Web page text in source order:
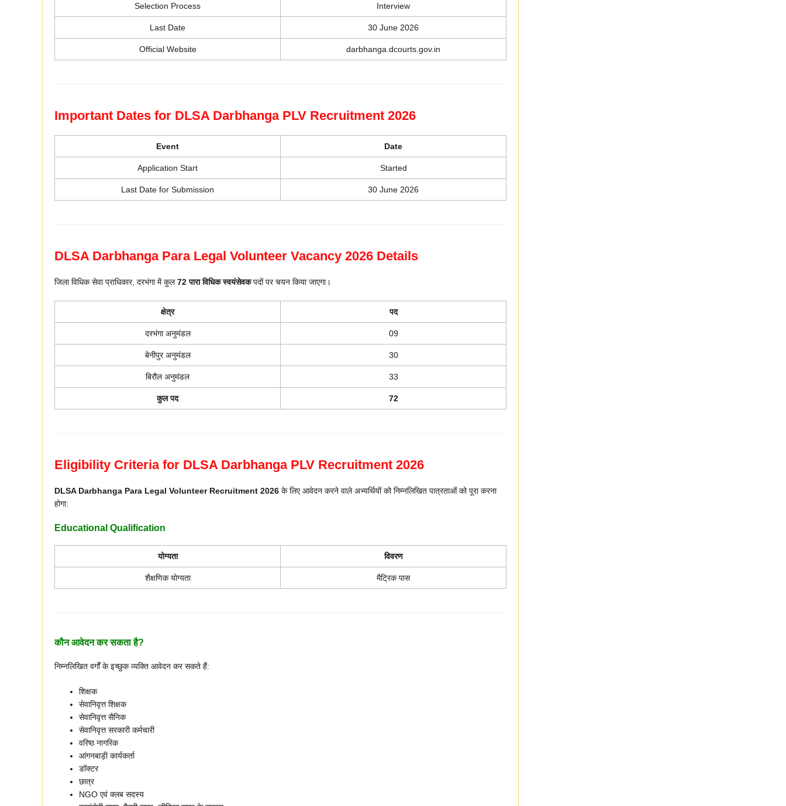
Selection Process Interview
Last Date 30 June 2026
Official Website darbhanga.dcourts.gov.in
Important Dates for DLSA Darbhanga PLV Recruitment 2026
Event Date
Application Start Started
Last Date for Submission 30 June 2026
DLSA Darbhanga Para Legal Volunteer Vacancy 2026 Details
जिला विधिक सेवा प्राधिकार, दरभंगा में कुल72 पारा विधिक स्वयंसेवकपदों पर चयन किया जाएगा।
क्षेत्र पद
दरभंगा अनुमंडल 09
बेनीपुर अनुमंडल 30
बिरौल अनुमंडल 33
कुल पद 72
Eligibility Criteria for DLSA Darbhanga PLV Recruitment 2026
DLSA Darbhanga Para Legal Volunteer Recruitment 2026 के लिए आवेदन करने वाले अभ्यर्थियों को निम्नलिखित पात्रताओं को पूरा करना
होगा:
Educational Qualification
योग्यता विवरण
शैक्षणिक योग्यता मैट्रिक पास
कौन आवेदन कर सकता है?
निम्नलिखित वर्गों के इच्छुक व्यक्ति आवेदन कर सकते हैं:
शिक्षक
सेवानिवृत्त शिक्षक
सेवानिवृत्त सैनिक
सेवानिवृत्त सरकारी कर्मचारी
वरिष्ठ नागरिक
आंगनबाड़ी कार्यकर्ता
डॉक्टर
छात्र
NGO एवं क्लब सदस्य